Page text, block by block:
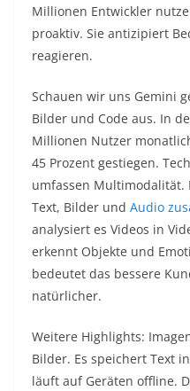
Millionen Entwickler
proaktiv. Sie antizipiert
reagieren.​
Schauen wir uns Gemini
Bilder und Code aus. In
Millionen Nutzer
45 Prozent gestiegen.
umfassen Multimodalität.
Text, Bilder und Audio
analysiert es Videos in
erkennt Objekte und
bedeutet das bessere
natürlicher.​
Weitere Highlights:
Bilder. Es speichert Text
läuft auf Geräten offline.